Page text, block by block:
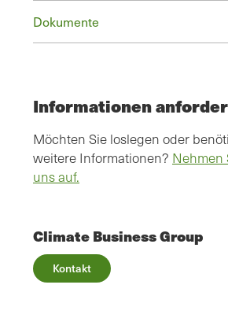
Dokumente
Informationen
Möchten Sie loslegen oder
weitere Informationen? Nehmen
uns auf.
Climate Business Group
Kontakt